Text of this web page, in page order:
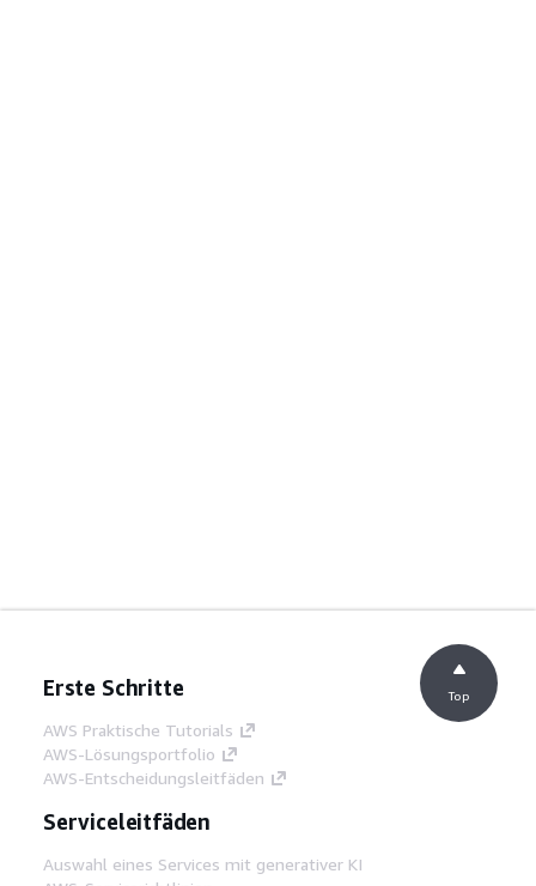
Erste Schritte
AWS Praktische Tutorials
AWS-Lösungsportfolio
AWS-Entscheidungsleitfäden
Serviceleitfäden
Auswahl eines Services mit generativer KI
Top